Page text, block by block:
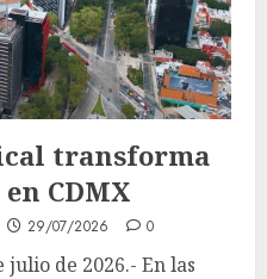
transforma
CDMX
29/07/2026 0
julio de 2026.- En las